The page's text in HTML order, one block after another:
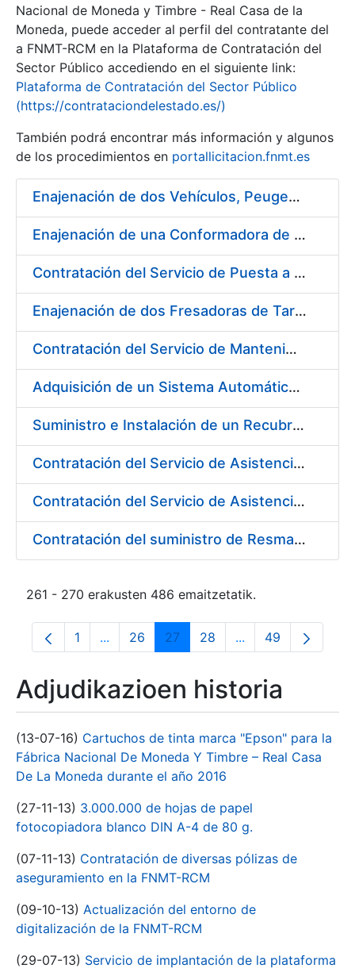
Erakutsi/Ezkutatu
Erakutsi/Ezkutatu
Nacional de Moneda y Timbre - Real Casa de la
Moneda, puede acceder al perfil del contratante del
a FNMT-RCM en la Plataforma de Contratación del
Sector Público accediendo en el siguiente link:
Plataforma de Contratación del Sector Público
(https://contrataciondelestado.es/)
También podrá encontrar más información y algunos
de los procedimientos en portallicitacion.fnmt.es
Enajenación de dos Vehículos, Peugeot 307 y Peugeot 407
Enajenación de una Conformadora de Pliegos PVC-Overlay, Modelo Louda GM 400
Contratación del Servicio de Puesta a Disposición y Mantenimiento de Contenedores Higiénicos, Bacteriostáticos, Ambientadores, Columnas Eliminadoras de Olores y Alfombras Antideslizantes
Enajenación de dos Fresadoras de Tarjetas PVC Cybernetix Mod. GRX 2000 y GRX 3000
Contratación del Servicio de Mantenimiento de Drivers y Herramientas para Tarjetas Inteligentes
Adquisición de un Sistema Automático de Etiquetado y Pesado para Petacas de Monedas de la L4
Suministro e Instalación de un Recubrimiento Fono-Absorbente en paredes y techos
Contratación del Servicio de Asistencia Técnica para la Realización de Trabajos de Pintura para el Taller de Mantenimiento de la Fábrica de Papel de Burgos durante el año 2017
Contratación del Servicio de Asistencia Técnica para la Realización de Trabajos de Fontanería para el Taller de Mantenimiento de la Fábrica de Papel de Burgos durante el año 2017
Contratación del suministro de Resmas de Cartón
261 - 270 erakusten 486 emaitzetatik.
Orrialdea
1 ...Intermediate Pages Use TAB to navigate.
Orrialdea
26 Orrialdea
27 Orrialdea
28 ...Intermediate
Orrialdea
49
Adjudikazioen historia
(13-07-16) Cartuchos de tinta marca "Epson" para la
Fábrica Nacional De Moneda Y Timbre – Real Casa
De La Moneda durante el año 2016
(27-11-13) 3.000.000 de hojas de papel
fotocopiadora blanco DIN A-4 de 80 g.
(07-11-13) Contratación de diversas pólizas de
aseguramiento en la FNMT-RCM
(09-10-13) Actualización del entorno de
digitalización de la FNMT-RCM
(29-07-13) Servicio de implantación de la plataforma